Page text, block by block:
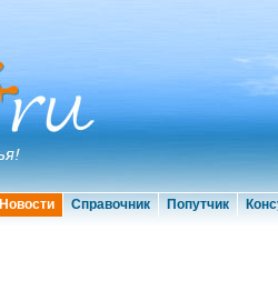
Новости Справочник Попутчик